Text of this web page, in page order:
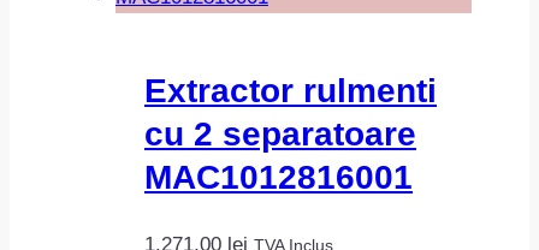
Extractor rulmenti
cu 2 separatoare
MAC1012816001
1.271,00 lei TVA Inclus